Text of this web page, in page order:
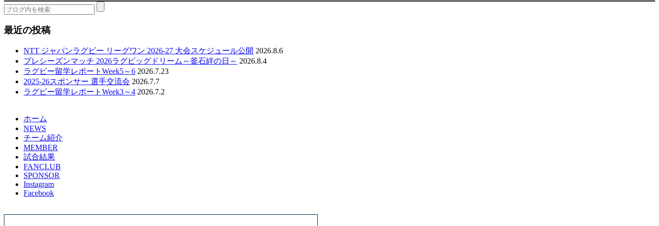
最近の投稿
NTT ジャパンラグビー リーグワン 2026-27 大会スケジュール公開 2026.8.6
プレシーズンマッチ 2026ラグビッグドリーム～釜石絆の日～ 2026.8.4
ラグビー留学レポートWeek5～6 2026.7.23
2025-26スポンサー 選手交流会 2026.7.7
ラグビー留学レポートWeek3～4 2026.7.2
ホーム
NEWS
チーム紹介
MEMBER
試合結果
FANCLUB
SPONSOR
Instagram
Facebook